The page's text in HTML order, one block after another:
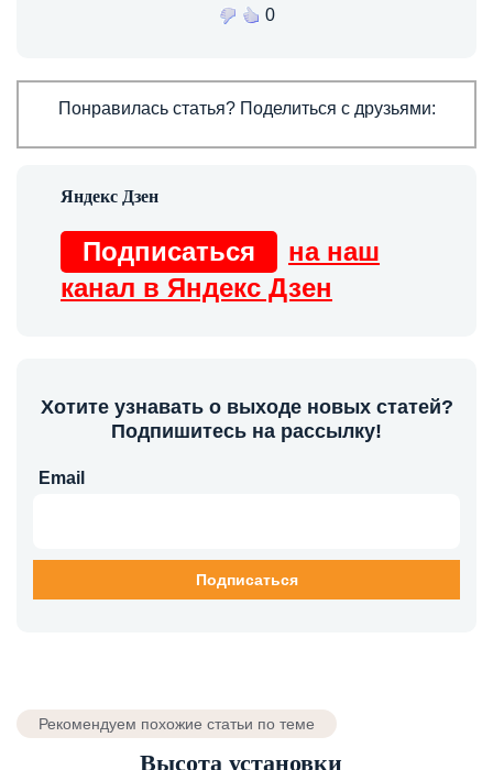
0
Понравилась статья? Поделиться с друзьями:
Подписаться
на наш
канал в Яндекс Дзен
Хотите узнавать о выходе новых статей?
Подпишитесь на рассылку!
Email
Рекомендуем похожие статьи по теме
Высота установки